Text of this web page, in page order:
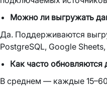
Можно ли выгружать
Да. Поддерживаются
PostgreSQL, Google
Как часто обновляются
В среднем — каждые